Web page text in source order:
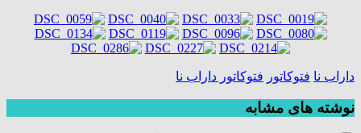
داراب نا فتوکاتور فتوکاتور داراب نا
نوشته های مشابه